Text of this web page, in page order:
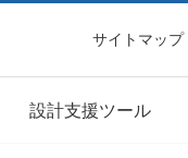
サイトマップ
設計支援ツール